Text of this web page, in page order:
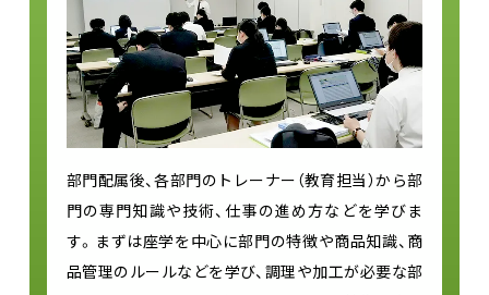
部門配属後、各部門のトレーナー（教育担当）から部
門の専門知識や技術、仕事の進め方などを学びま
す。まずは座学を中心に部門の特徴や商品知識、商
品管理のルールなどを学び、調理や加工が必要な部